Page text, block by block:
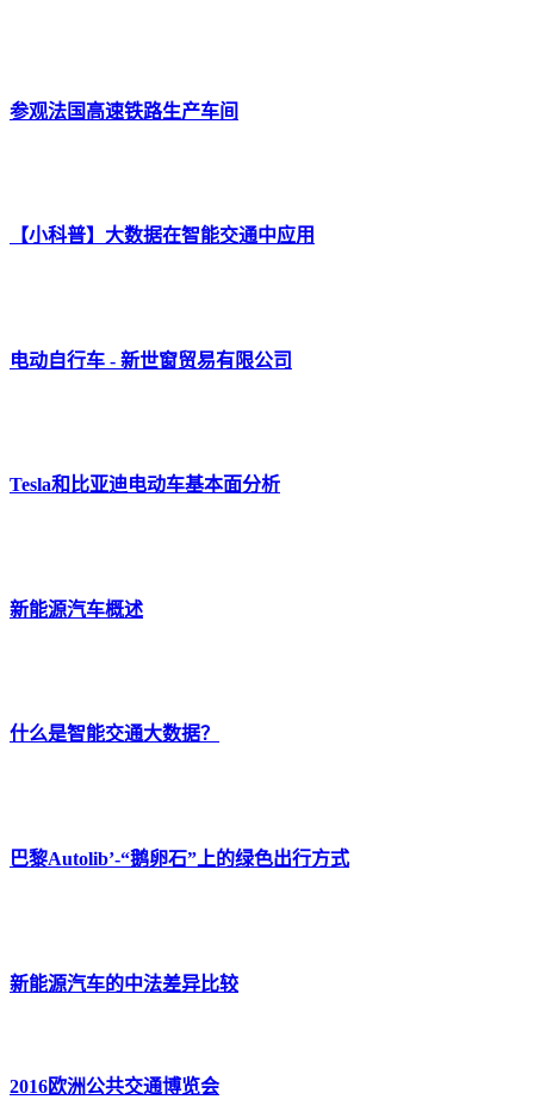
参观法国高速铁路生产车间
【小科普】大数据在智能交通中应用
电动自行车 - 新世窗贸易有限公司
Tesla和比亚迪电动车基本面分析
新能源汽车概述
什么是智能交通大数据？
巴黎Autolib’-“鹅卵石”上的绿色出行方式
新能源汽车的中法差异比较
2016欧洲公共交通博览会